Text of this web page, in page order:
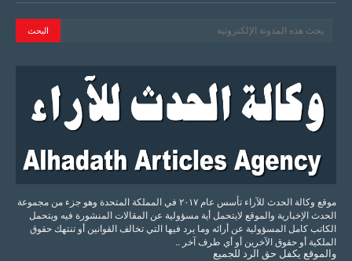
موقع وكالة الحدث للآراء تأسس عام ٢٠١٧ في المملكة المتحدة وهو جزء من مجموعة
الحدث الإخبارية والموقع لايتحمل أية مسؤولية عن المقالات المنشورة فيه ويتحمل
الكاتب كامل المسؤولية عن أرائه وما يرد فيها التي تخالف القوانين أو تنتهك حقوق
الملكية أو حقوق الآخرين أو أي طرف آخر ..
والموقع يكفل حق الرد للجميع